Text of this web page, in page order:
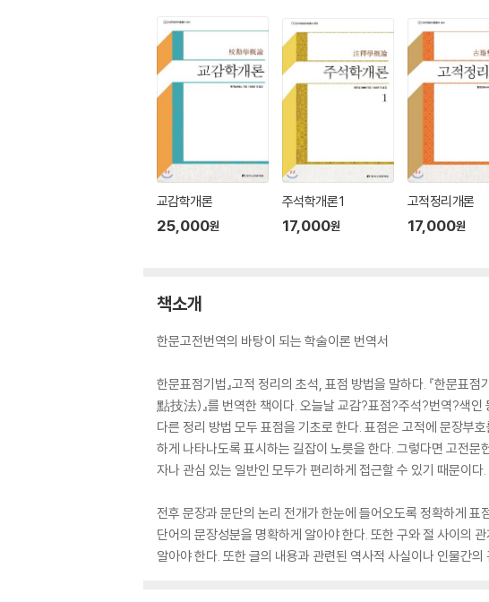
교감학개론
25,000원
주석학개론 1
17,000원
고적정리개론
17,000원
책소개
한문고전번역의 바탕이 되는 학술이론 번역서
한문표점기법』고적 정리의 초석, 표점 방법을 말하다. 『한문
點技法)』를 번역한 책이다. 오늘날 교감?표점?주석?번역?색인
다른 정리 방법 모두 표점을 기초로 한다. 표점은 고적에 문장부
하게 나타나도록 표시하는 길잡이 노릇을 한다. 그렇다면 고전
자나 관심 있는 일반인 모두가 편리하게 접근할 수 있기 때문이
전후 문장과 문단의 논리 전개가 한눈에 들어오도록 정확하게
단어의 문장성분을 명확하게 알아야 한다. 또한 구와 절 사이의
알아야 한다. 또한 글의 내용과 관련된 역사적 사실이나 인물간